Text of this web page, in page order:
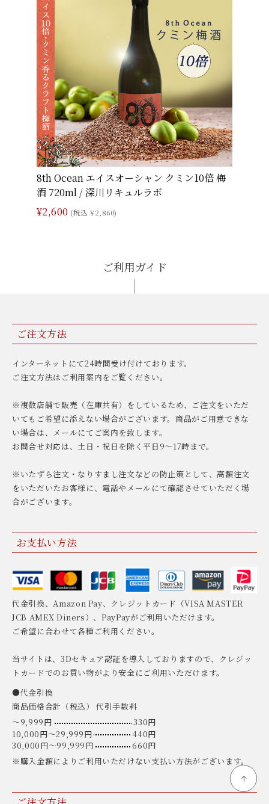
8th Ocean エイスオーシャン クミン10倍 梅
酒 720ml / 深川リキュルラボ
¥2,600 (税込 ¥2,860)
ご利用ガイド
ご注文方法
インターネットにて24時間受け付けております。
ご注文方法はご利用案内をご覧ください。
※複数店舗で販売（在庫共有）をしているため、ご注文をいただ
いてもご希望に添えない場合がございます。商品がご用意できな
い場合は、メールにてご案内を致します。
お問合せ対応は、土日・祝日を除く平日9〜17時まで。
※いたずら注文・なりすまし注文などの防止策として、高額注文
をいただいたお客様に、電話やメールにて確認させていただく場
合がございます。
お支払い方法
代金引換、Amazon Pay、クレジットカード（VISA MASTER
JCB AMEX Diners）、PayPayがご利用いただけます。
ご希望に合わせて各種ご利用ください。
当サイトは、3Dセキュア認証を導入しておりますので、クレジッ
トカードでのお買い物がより安全にご利用いただけます。
●代金引換
商品価格合計（税込） 代引手数料
〜9,999円
330円
10,000円〜29,999円
440円
30,000円〜99,999円
660円
※購入金額によりご利用いただけない支払い方法がございます。